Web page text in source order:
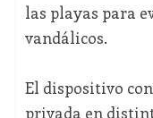
las playas para
vandálicos.
El dispositivo
privada en